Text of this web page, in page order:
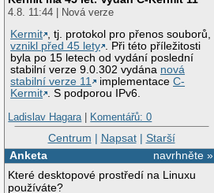
4.8. 11:44 | Nová verze
Kermit , tj. protokol pro přenos souborů,
vznikl před 45 lety . Při této příležitosti
byla po 15 letech od vydání poslední
stabilní verze 9.0.302 vydána nová
stabilní verze 11
implementaceC-
Kermit . S podporou IPv6.
Ladislav Hagara| Komentářů: 0
Centrum | Napsat| Starší
navrhněte »
Anketa
Které desktopové prostředí na Linuxu
používáte?